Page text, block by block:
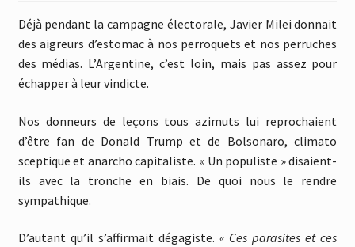
Déjà pendant la campagne électorale, Javier Milei donnait
des aigreurs d’estomac à nos perroquets et nos perruches
des médias. L’Argentine, c’est loin, mais pas assez pour
échapper à leur vindicte.
Nos donneurs de leçons tous azimuts lui reprochaient
d’être fan de Donald Trump et de Bolsonaro, climato
sceptique et anarcho capitaliste. « Un populiste » disaient-
ils avec la tronche en biais. De quoi nous le rendre
sympathique.
D’autant qu’il s’affirmait dégagiste. « Ces parasites et ces